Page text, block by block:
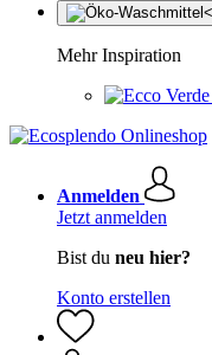
Mehr Inspiration
Anmelden
Jetzt anmelden
Bist du neu hier?
Konto erstellen